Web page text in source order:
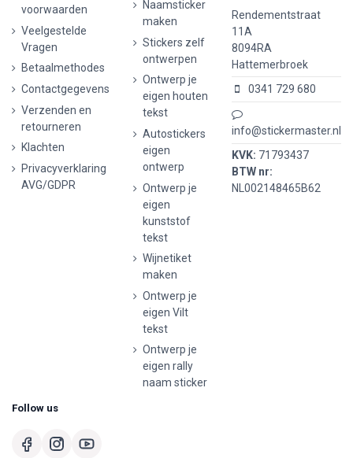
voorwaarden
Veelgestelde
Vragen
Betaalmethodes
Contactgegevens
Verzenden en
retourneren
Klachten
Privacyverklaring
AVG/GDPR
Naamsticker
maken
Stickers zelf
ontwerpen
Ontwerp je
eigen houten
tekst
Autostickers
eigen
ontwerp
Ontwerp je
eigen
kunststof
tekst
Wijnetiket
maken
Ontwerp je
eigen Vilt
tekst
Ontwerp je
eigen rally
naam sticker
Rendementstraat
11A
8094RA
Hattemerbroek
0341 729 680
info@stickermaster.nl
KVK: 71793437
BTW nr:
NL002148465B62
Follow us